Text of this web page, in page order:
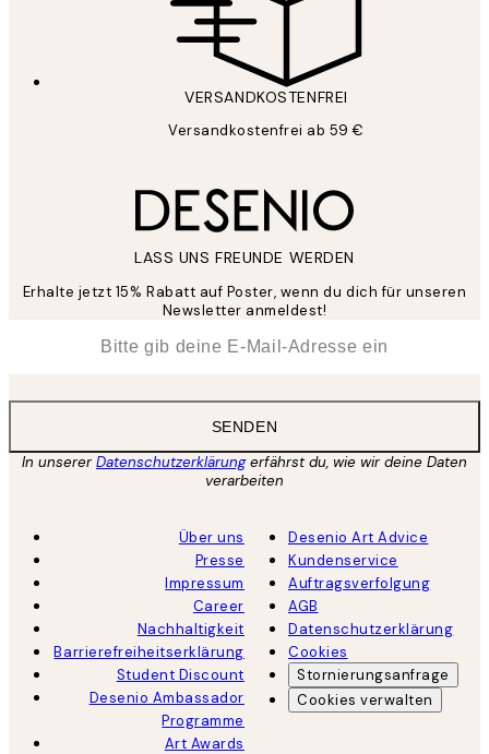
VERSANDKOSTENFREI
Versandkostenfrei ab 59 €
LASS UNS FREUNDE WERDEN
Erhalte jetzt 15% Rabatt auf Poster, wenn du dich für unseren
Newsletter anmeldest!
SENDEN
In unsererDatenschutzerklärungerfährst du, wie wir deine Daten
verarbeiten
Über uns
Presse
Impressum
Career
Nachhaltigkeit
Barrierefreiheitserklärung
Student Discount
Desenio Ambassador
Programme
Art Awards
Desenio Art Advice
Kundenservice
Auftragsverfolgung
AGB
Datenschutzerklärung
Cookies
Stornierungsanfrage
Cookies verwalten